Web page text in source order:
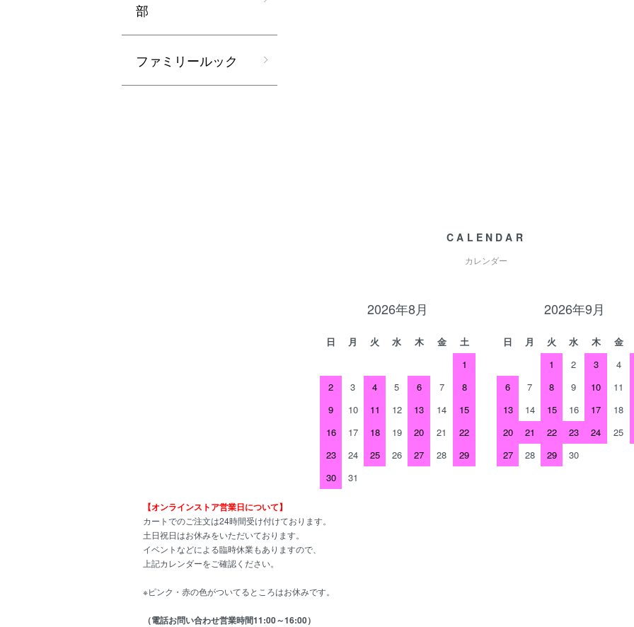
部
ファミリールック
CALENDAR
カレンダー
2026年8月
日 月 火 水 木 金
土
1
2
3 4 5 6 7
8
9
10 11 12 13 14
15
16
17 18 19 20 21
22
23
24 25 26 27 28
29
30
31
2026年9月
日 月 火 水 木 金
1
2 3 4
6
7 8 9 10 11
13
14 15 16 17 18
20
21 22 23 24 25
27
28 29 30
【オンラインストア営業日について】
カートでのご注文は24時間受け付けております。
土日祝日はお休みをいただいております。
イベントなどによる臨時休業もありますので、
上記カレンダーをご確認ください。
※ピンク・赤の色がついてるところはお休みです。
（電話お問い合わせ営業時間11:00～16:00）